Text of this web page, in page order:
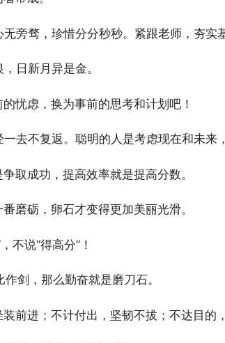
旁骛，珍惜分分秒秒。紧跟老师，夯实
日新月异是金。
忧虑，换为事前的思考和计划吧！
去不复返。聪明的人是考虑现在和未来
取成功，提高效率就是提高分数。
磨砺，卵石才变得更加美丽光滑。
不说“得高分”！
剑，那么勤奋就是磨刀石。
前进；不计付出，坚韧不拔；不达目的